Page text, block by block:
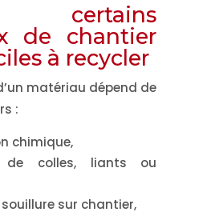
certains
de chantier
à recycler
matériau dépend de
:
chimique,
de colles, liants ou
sur chantier,